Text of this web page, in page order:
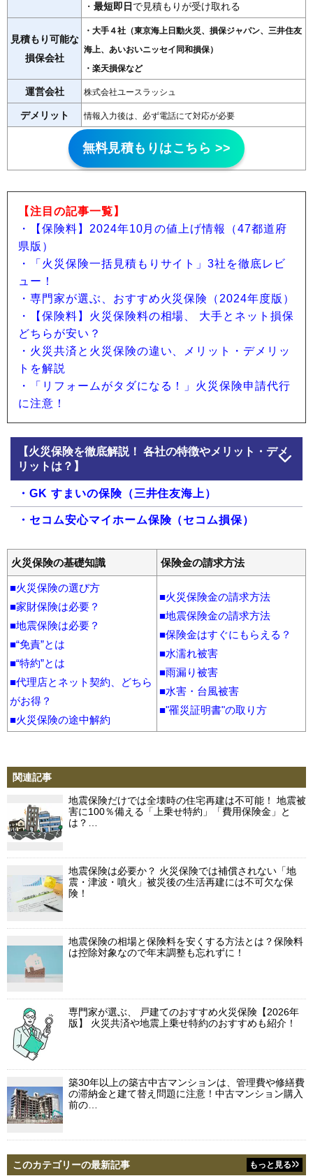
・ 最短即日 で見積もりが受け取れる
見積もり可能な
損保会社
・大手４社（東京海上日動火災、損保ジャパン、三井住友
海上、あいおいニッセイ同和損保）
・楽天損保など
運営会社 株式会社ユースラッシュ
デメリット 情報入力後は、必ず電話にて対応が必要
無料見積もりはこちら >>
【注目の記事一覧】
・【保険料】2024年10月の値上げ情報（47都道府
県版）
・「火災保険一括見積もりサイト」3社を徹底レビ
ュー！
・専門家が選ぶ、おすすめ火災保険（2024年度版）
・【保険料】火災保険料の相場、 大手とネット損保
どちらが安い？
・火災共済と火災保険の違い、メリット・デメリッ
トを解説
・「リフォームがタダになる！」火災保険申請代行
に注意！
【火災保険を徹底解説！ 各社の特徴やメリット・デメ
リットは？】
・GK すまいの保険（三井住友海上）
・セコム安心マイホーム保険（セコム損保）
・タフ・すまいの保険（あいおいニッセイ同和損
保）
・トータルアシスト住まいの保険（東京海上日動火
災）
・SBI損保の火災保険（SBI損保）
・住自在 すまいの保険（日新火災海上保険）
・THE すまいの保険（損保ジャパン）
・ホームアシスト（楽天損保）
・ホームプロテクト総合保険（AIG損保）
・住まいる共済（全労災）
火災保険の基礎知識 保険金の請求方法
■火災保険の選び方
■家財保険は必要？
■地震保険は必要？
■“免責”とは
■“特約”とは
■代理店とネット契約、どちら
がお得？
■火災保険の途中解約
■火災保険金の請求方法
■地震保険金の請求方法
■保険金はすぐにもらえる？
■水濡れ被害
■雨漏り被害
■水害・台風被害
■"罹災証明書"の取り方
関連記事
地震保険だけでは全壊時の住宅再建は不可能！ 地震被
害に100％備える「上乗せ特約」「費用保険金」と
は？…
地震保険は必要か？ 火災保険では補償されない「地
震・津波・噴火」被災後の生活再建には不可欠な保
険！
地震保険の相場と保険料を安くする方法とは？保険料
は控除対象なので年末調整も忘れずに！
専門家が選ぶ、 戸建てのおすすめ火災保険【2026年
版】 火災共済や地震上乗せ特約のおすすめも紹介！
築30年以上の築古中古マンションは、管理費や修繕費
の滞納金と建て替え問題に注意！中古マンション購入
前の…
このカテゴリーの最新記事 もっと見る